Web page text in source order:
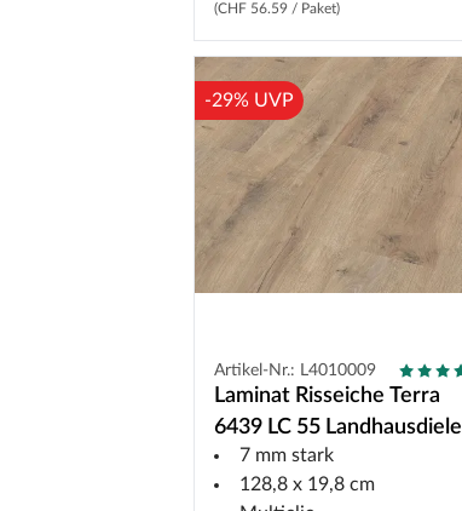
(CHF 56.59 / Paket)
-29% UVP
Artikel-Nr.: L4010009
Laminat Risseiche Terra
6439 LC 55 Landhausdiele
7 mm stark
128,8 x 19,8 cm